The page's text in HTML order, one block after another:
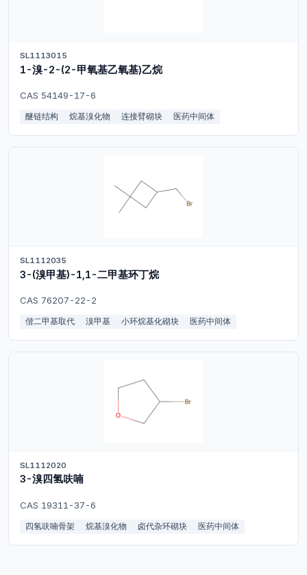
SL1113015
1-溴-2-(2-甲氧基乙氧基)乙烷
CAS 54149-17-6
醚链结构 烷基溴化物 连接臂砌块 医药中间体
SL1112035
3-(溴甲基)-1,1-二甲基环丁烷
CAS 76207-22-2
偕二甲基取代 溴甲基 小环烷基化砌块 医药中间体
SL1112020
3-溴四氢呋喃
CAS 19311-37-6
四氢呋喃骨架 烷基溴化物 卤代杂环砌块 医药中间体